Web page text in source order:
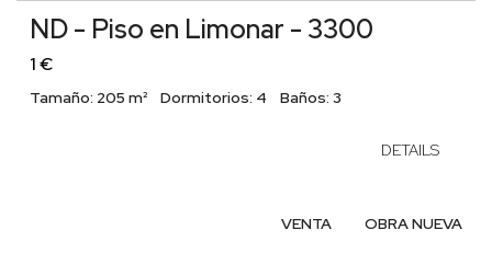
ND - Piso en Limonar - 3300
1 €
Tamaño: 205 m² Dormitorios: 4 Baños: 3
DETAILS
OBRA NUEVA
VENTA